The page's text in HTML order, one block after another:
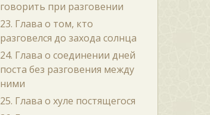
говорить при разговении
23. Глава о том, кто
разговелся до захода солнца
24. Глава о соединении дней
поста без разговения между
ними
25. Глава о хуле постящегося